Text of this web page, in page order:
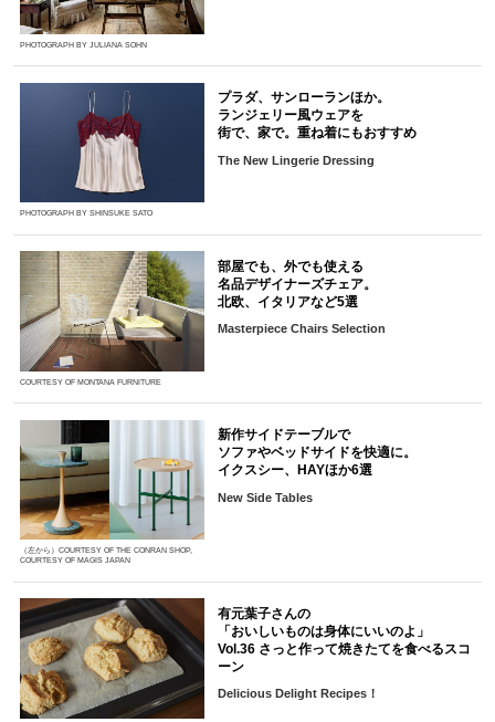
PHOTOGRAPH BY JULIANA SOHN
PHOTOGRAPH BY SHINSUKE SATO
プラダ、サンローランほか。
ランジェリー風ウェアを
街で、家で。重ね着にもおすすめ
The New Lingerie Dressing
COURTESY OF MONTANA FURNITURE
部屋でも、外でも使える
名品デザイナーズチェア。
北欧、イタリアなど5選
Masterpiece Chairs Selection
（左から）COURTESY OF THE CONRAN SHOP,
COURTESY OF MAGIS JAPAN
新作サイドテーブルで
ソファやベッドサイドを快適に。
イクスシー、HAYほか6選
New Side Tables
有元葉子さんの
「おいしいものは身体にいいのよ」
Vol.36 さっと作って焼きたてを食べるスコ
ーン
Delicious Delight Recipes！